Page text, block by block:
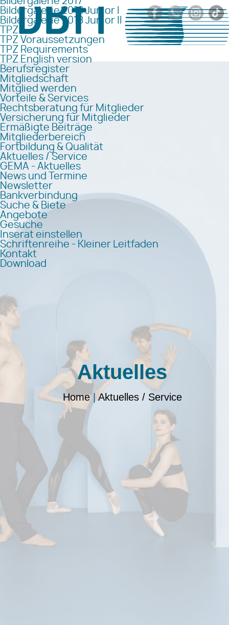
Bildergalerie 2018 Junior I
Bildergalerie 2018 Junior II
TPZ
TPZ Voraussetzungen
TPZ Requirements
TPZ English version
Berufsregister
Mitgliedschaft
Mitglied werden
Vorteile & Services
Rechtsberatung für Mitglieder
Versicherung für Mitglieder
Ermäßigte Beiträge
Mitgliederbereich
Fortbildung & Qualität
Aktuelles / Service
GEMA - Aktuelles
News und Termine
Newsletter
Bankverbindung
Suche & Biete
Angebote
Gesuche
Inserat einstellen
Schriftenreihe - Kleiner Leitfaden
Kontakt
Download
Aktuelles
Home|Aktuelles / Service